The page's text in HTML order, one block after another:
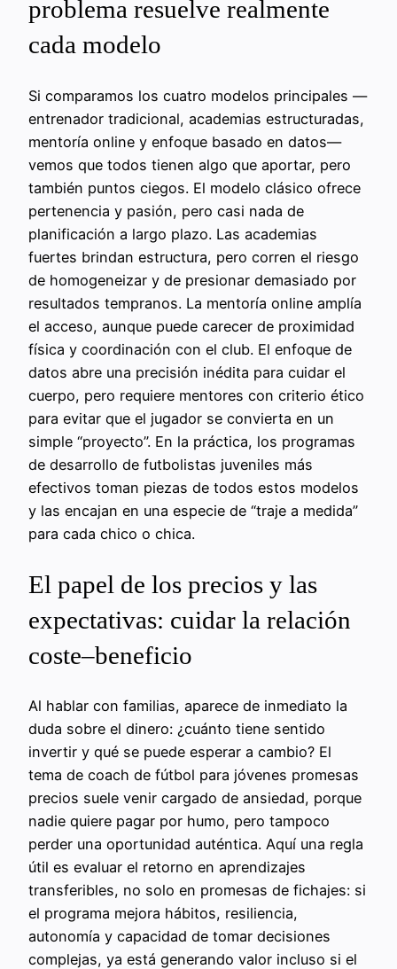
problema resuelve realmente
cada modelo
Si comparamos los cuatro modelos principales —
entrenador tradicional, academias estructuradas,
mentoría online y enfoque basado en datos—
vemos que todos tienen algo que aportar, pero
también puntos ciegos. El modelo clásico ofrece
pertenencia y pasión, pero casi nada de
planificación a largo plazo. Las academias
fuertes brindan estructura, pero corren el riesgo
de homogeneizar y de presionar demasiado por
resultados tempranos. La mentoría online amplía
el acceso, aunque puede carecer de proximidad
física y coordinación con el club. El enfoque de
datos abre una precisión inédita para cuidar el
cuerpo, pero requiere mentores con criterio ético
para evitar que el jugador se convierta en un
simple “proyecto”. En la práctica, los programas
de desarrollo de futbolistas juveniles más
efectivos toman piezas de todos estos modelos
y las encajan en una especie de “traje a medida”
para cada chico o chica.
El papel de los precios y las
expectativas: cuidar la relación
coste–beneficio
Al hablar con familias, aparece de inmediato la
duda sobre el dinero: ¿cuánto tiene sentido
invertir y qué se puede esperar a cambio? El
tema de coach de fútbol para jóvenes promesas
precios suele venir cargado de ansiedad, porque
nadie quiere pagar por humo, pero tampoco
perder una oportunidad auténtica. Aquí una regla
útil es evaluar el retorno en aprendizajes
transferibles, no solo en promesas de fichajes: si
el programa mejora hábitos, resiliencia,
autonomía y capacidad de tomar decisiones
complejas, ya está generando valor incluso si el